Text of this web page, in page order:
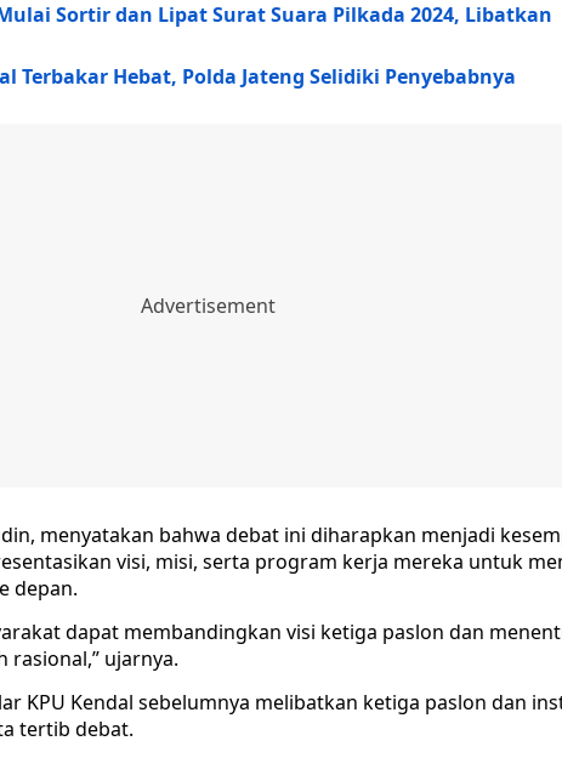
Sortir dan Lipat Surat Suara Pilkada 2024, Libatkan
Terbakar Hebat, Polda Jateng Selidiki Penyebabnya
menyatakan bahwa debat ini diharapkan menjadi
visi, misi, serta program kerja mereka untuk
depan.
dapat membandingkan visi ketiga paslon dan
rasional,” ujarnya.
KPU Kendal sebelumnya melibatkan ketiga paslon dan
tertib debat.